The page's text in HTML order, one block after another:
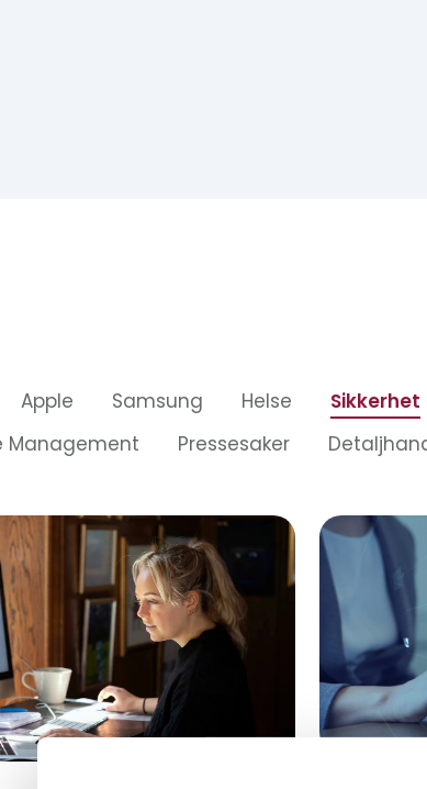
Apple Samsung Helse Sikkerhet
Management
Pressesaker